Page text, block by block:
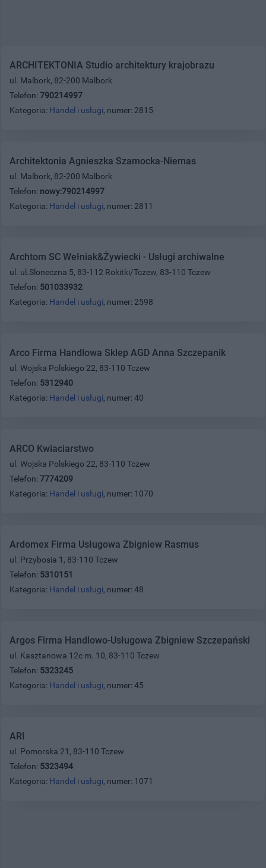
ARCHITEKTONIA Studio architektury krajobrazu
ul. Malbork, 82-200 Malbork
Telefon: 790214997
Kategoria: Handel i usługi, numer: 2815
Architektonia Agnieszka Szamocka-Niemas
ul. Malbork, 82-200 Malbork
Telefon: nowy:790214997
Kategoria: Handel i usługi, numer: 2811
Archtom SC Wełniak&Żywiecki - Usługi archiwalne
ul. ul.Sloneczna 5, 83-112 Rokitki/Tczew, 83-110 Tczew
Telefon: 501033932
Kategoria: Handel i usługi, numer: 2598
Arco Firma Handlowa Sklep AGD Anna Szczepanik
ul. Wojska Polskiego 22, 83-110 Tczew
Telefon: 5312940
Kategoria: Handel i usługi, numer: 40
ARCO Kwiaciarstwo
ul. Wojska Polskiego 22, 83-110 Tczew
Telefon: 7774209
Kategoria: Handel i usługi, numer: 1070
Ardomex Firma Usługowa Zbigniew Rasmus
ul. Przybosia 1, 83-110 Tczew
Telefon: 5310151
Kategoria: Handel i usługi, numer: 48
Argos Firma Handlowo-Usługowa Zbigniew Szczepański
ul. Kasztanowa 12c m. 10, 83-110 Tczew
Telefon: 5323245
Kategoria: Handel i usługi, numer: 45
ARI
ul. Pomorska 21, 83-110 Tczew
Telefon: 5323494
Kategoria: Handel i usługi, numer: 1071